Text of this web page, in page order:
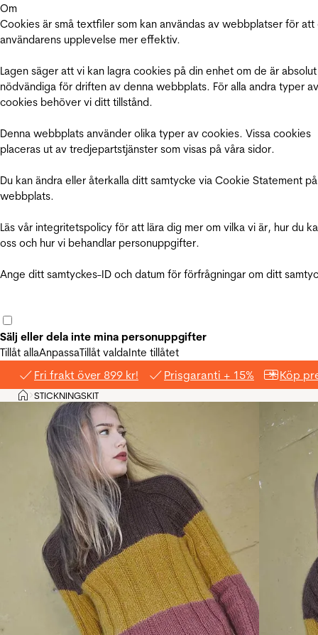
Om
Cookies är små textfiler som kan användas av webbplatser för att
användarens upplevelse mer effektiv.
Lagen säger att vi kan lagra cookies på din enhet om de är absolut
nödvändiga för driften av denna webbplats. För alla andra typer av
cookies behöver vi ditt tillstånd.
Denna webbplats använder olika typer av cookies. Vissa cookies
placeras ut av tredjepartstjänster som visas på våra sidor.
Du kan ändra eller återkalla ditt samtycke via Cookie Statement
webbplats.
Läs vår integritetspolicy för att lära dig mer om vilka vi är, hur du
oss och hur vi behandlar personuppgifter.
Ange ditt samtyckes-ID och datum för förfrågningar om ditt
Sälj eller dela inte mina personuppgifter
Tillåt allaAnpassaTillåt valdaInte tillåtet
Fri frakt över 899 kr! Prisgaranti + 15% Köp
Hem
>STICKNINGSKIT